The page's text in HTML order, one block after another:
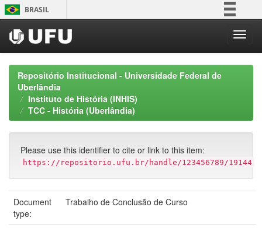
Skip
navigation
BRASIL
Participe
Acesso à informação
Repositório Institucional - Universidade Federal de
Uberlândia
Instituto de História (INHIS)
TCC - História (Uberlândia)
Please use this identifier to cite or link to this item:
https://repositorio.ufu.br/handle/123456789/19144
Document
type:
Trabalho de Conclusão de Curso